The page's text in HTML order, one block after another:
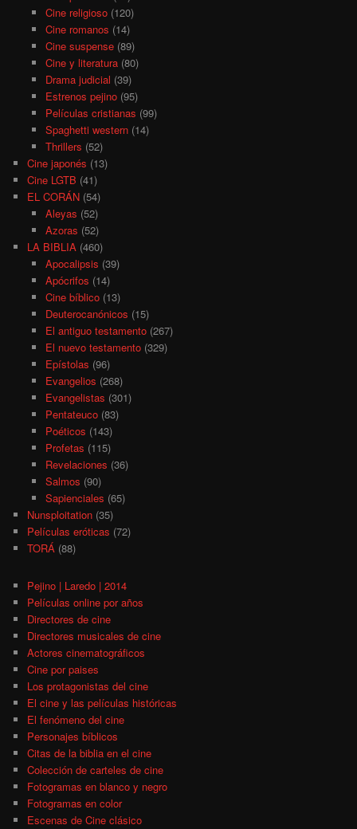
Cine religioso(120)
Cine romanos (14)
Cine suspense(89)
Cine y literatura(80)
Drama judicial (39)
Estrenos pejino(95)
Películas cristianas (99)
Spaghetti western(14)
Thrillers (52)
Cine japonés (13)
Cine LGTB (41)
EL CORÁN (54)
Aleyas (52)
Azoras (52)
LA BIBLIA (460)
Apocalipsis (39)
Apócrifos (14)
Cine bíblico(13)
Deuterocanónicos (15)
El antiguo testamento(267)
El nuevo testamento(329)
Epístolas (96)
Evangelios (268)
Evangelistas (301)
Pentateuco(83)
Poéticos (143)
Profetas (115)
Revelaciones (36)
Salmos (90)
Sapienciales (65)
Nunsploitation (35)
Películas eróticas (72)
TORÁ (88)
Pejino | Laredo | 2014
Películas online por años
Directores de cine
Directores musicales de cine
Actores cinematográficos
Cine por paises
Los protagonistas del cine
El cine y las películas históricas
El fenómeno del cine
Personajes bíblicos
Citas de la biblia en el cine
Colección de carteles de cine
Fotogramas en blanco y negro
Fotogramas en color
Escenas de Cine clásico